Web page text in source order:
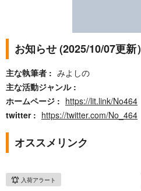
お知らせ (2025/10/07更新）
主な執筆者
みよしの
主な活動ジャンル
ホームページ
https://lit.link/No464
twitter
https://twitter.com/No_464
オススメリンク
入荷アラート